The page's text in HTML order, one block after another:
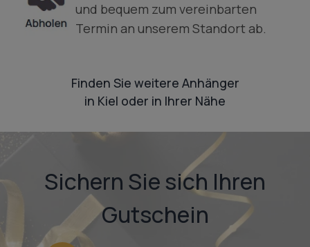
und bequem zum vereinbarten
Termin an unserem Standort ab.
Finden Sie weitere Anhänger
in Kiel oder in Ihrer Nähe
Sichern Sie sich Ihren
Gutschein